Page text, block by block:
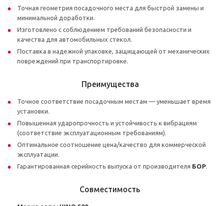
Точная геометрия посадочного места для быстрой замены и
минимальной доработки.
Изготовлено с соблюдением требований безопасности и
качества для автомобильных стекол.
Поставка в надежной упаковке, защищающей от механических
повреждений при транспортировке.
Преимущества
Точное соответствие посадочным местам — уменьшает время
установки.
Повышенная ударопрочность и устойчивость к вибрациям
(соответствие эксплуатационным требованиям).
Оптимальное соотношение цена/качество для коммерческой
эксплуатации.
Гарантированная серийность выпуска от производителя БОР.
Совместимость